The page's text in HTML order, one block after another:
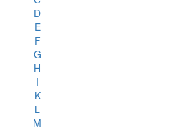
D
E
F
G
H
I
K
L
M